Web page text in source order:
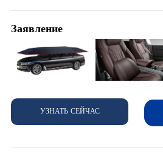
Заявление
УЗНАТЬ СЕЙЧАС